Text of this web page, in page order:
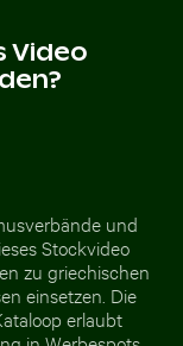
Video
und
Stockvideo
zu griechischen
einsetzen. Die
erlaubt